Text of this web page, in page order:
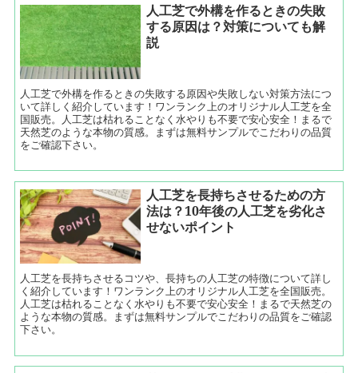
人工芝で外構を作るときの失敗
する原因は？対策についても解
説
人工芝で外構を作るときの失敗する原因や失敗しない対策方法につ
いて詳しく紹介しています！ワンランク上のオリジナル人工芝を全
国販売。人工芝は枯れることなく水やりも不要で安心安全！まるで
天然芝のような本物の質感。まずは無料サンプルでこだわりの品質
をご確認下さい。
人工芝を長持ちさせるための方
法は？10年後の人工芝を劣化さ
せないポイント
人工芝を長持ちさせるコツや、長持ちの人工芝の特徴について詳し
く紹介しています！ワンランク上のオリジナル人工芝を全国販売。
人工芝は枯れることなく水やりも不要で安心安全！まるで天然芝の
ような本物の質感。まずは無料サンプルでこだわりの品質をご確認
下さい。